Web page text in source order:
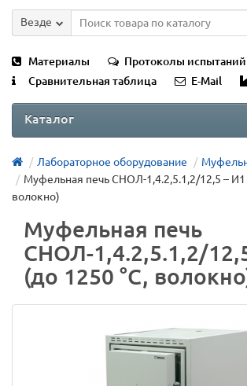
Везде
Материалы
Протоколы испытаний
Сравнительная таблица
E-Mail
Каталог
Лабораторное оборудование
Муфельная печь СНОЛ-1,4.2,5.1,2/12,5 – И1
волокно)
Муфельная печь
СНОЛ-1,4.2,5.1,2/
(до 1250 °С,